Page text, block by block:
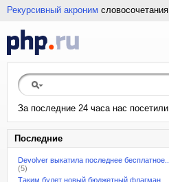
Рекурсивный акроним словосочетания
За последние 24 часа нас посетили
Последние
Devolver выкатила последнее бесплатное...
(5)
Таким будет новый бюджетный флагман